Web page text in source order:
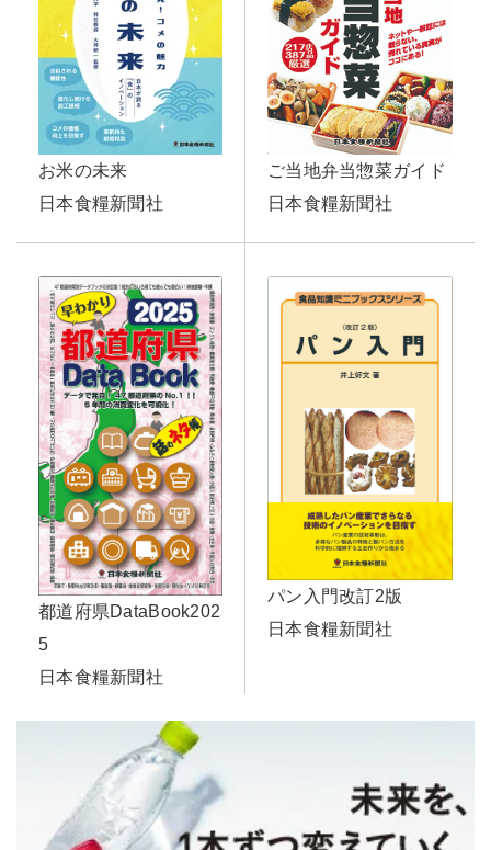
お米の未来
日本食糧新聞社
ご当地弁当惣菜ガイド
日本食糧新聞社
都道府県DataBook202
5
日本食糧新聞社
パン入門改訂2版
日本食糧新聞社